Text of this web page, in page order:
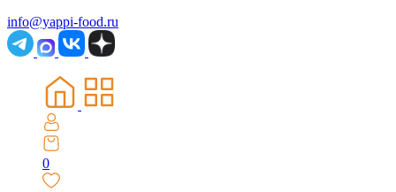
info@yappi-food.ru
0